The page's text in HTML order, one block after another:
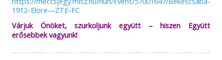
1912-Elore—ZTE-FC
Várjuk Önöket, szurkoljunk együtt – hiszen Együtt
erősebbek vagyunk!